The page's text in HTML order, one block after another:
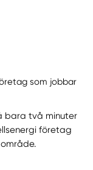
som jobbar
bara två minuter
företag